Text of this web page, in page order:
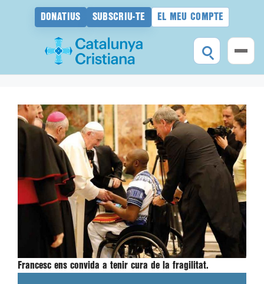
DONATIUS SUBSCRIU-TE EL MEU COMPTE
contingut
Francesc ens convida a tenir cura de la fragilitat.